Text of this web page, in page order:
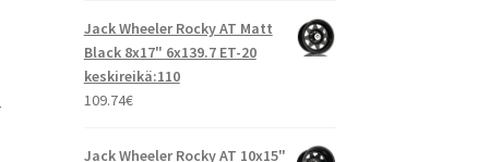
Jack Wheeler Rocky AT Matt
Black 8x17" 6x139.7 ET-20
keskireikä:110
109.74€
Jack Wheeler Rocky AT 10x15"